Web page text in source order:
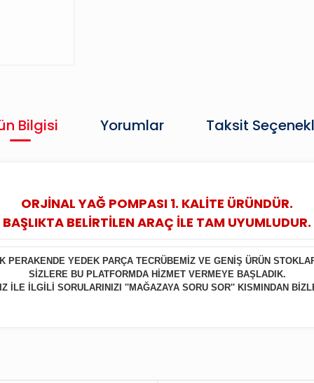
Bilgisi Yorumlar Taksit
ORJİNAL YAĞ POMPASI 1. KALİTE ÜRÜNDÜR.
BAŞLIKTA BELİRTİLEN ARAÇ İLE TAM UYUMLUDUR.
PERAKENDE YEDEK PARÇA TECRÜBEMİZ VE GENİŞ ÜRÜN
SİZLERE BU PLATFORMDA HİZMET VERMEYE BAŞLADIK.
İLE İLGİLİ SORULARINIZI ''MAĞAZAYA SORU SOR'' KISMINDAN